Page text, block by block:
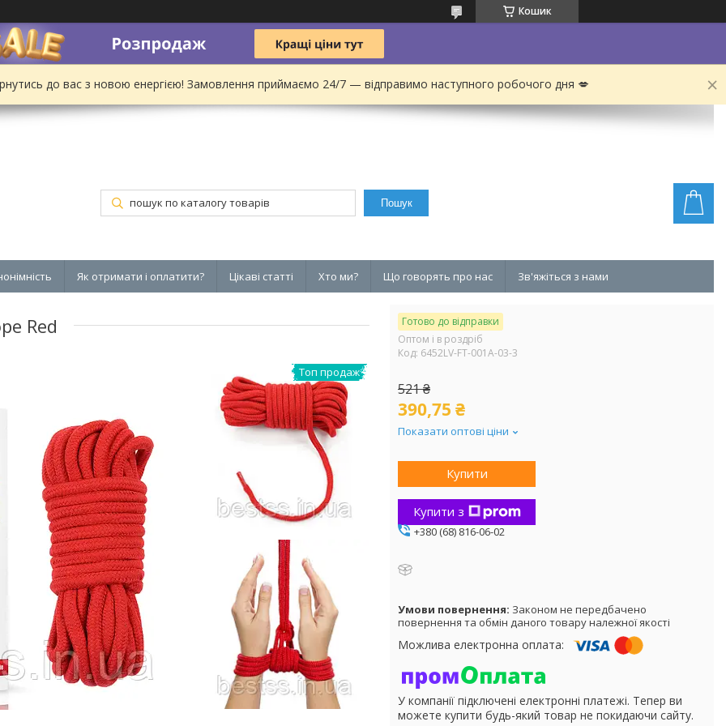
Кошик
до вас з новою енергією! Замовлення приймаємо 24/7 — відправимо наступного робочого дня 💋
Пошук
Як отримати і оплатити? Цікаві статті Хто ми? Що говорять про нас Зв'яжіться з нами
Red
Топ продаж
Готово до відправки
Оптом і в роздріб
Код: 6452LV-FT-001A-03-3
521 ₴
390,75 ₴
Показати оптові ціни
Купити
Купити з
+380 (68) 816-06-02
Законом не передбачено
повернення та обмін даного товару належної якості
У компанії підключені електронні платежі. Тепер ви
можете купити будь-який товар не покидаючи сайту.